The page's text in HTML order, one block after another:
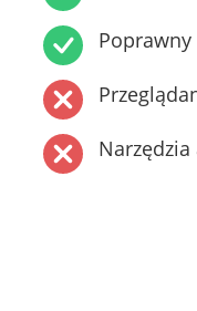
Poprawny